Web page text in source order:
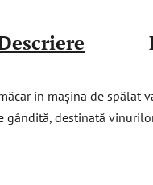
în mașina de spălat
destinată